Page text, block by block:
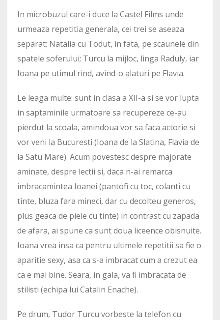
In microbuzul care-i duce la Castel Films unde
urmeaza repetitia generala, cei trei se aseaza
separat: Natalia cu Todut, in fata, pe scaunele din
spatele soferului; Turcu la mijloc, linga Raduly, iar
Ioana pe utimul rind, avind-o alaturi pe Flavia.
Le leaga multe: sunt in clasa a XII-a si se vor lupta
in saptaminile urmatoare sa recupereze ce-au
pierdut la scoala, amindoua vor sa faca actorie si
vor veni la Bucuresti (Ioana de la Slatina, Flavia de
la Satu Mare). Acum povestesc despre majorate
aminate, despre lectii si, daca n-ai remarca
imbracamintea Ioanei (pantofi cu toc, colanti cu
tinte, bluza fara mineci, dar cu decolteu generos,
plus geaca de piele cu tinte) in contrast cu zapada
de afara, ai spune ca sunt doua liceence obisnuite.
Ioana vrea insa ca pentru ultimele repetitii sa fie o
aparitie sexy, asa ca s-a imbracat cum a crezut ea
ca e mai bine. Seara, in gala, va fi imbracata de
stilisti (echipa lui Catalin Enache).
Pe drum, Tudor Turcu vorbeste la telefon cu